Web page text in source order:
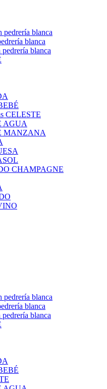
blanca
blanca
blanca
CELESTE
AGUA
MANZANA
CHAMPAGNE
blanca
blanca
blanca